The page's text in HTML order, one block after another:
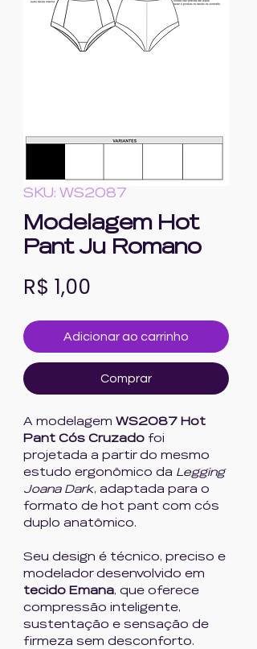
SKU: WS2087
Modelagem Hot
Pant Ju Romano
R$ 1,00
Adicionar ao carrinho
Comprar
A modelagem WS2087 Hot
Pant Cós Cruzado foi
projetada a partir do mesmo
estudo ergonômico da Legging
Joana Dark, adaptada para o
formato de hot pant com cós
duplo anatômico.
Seu design é técnico, preciso e
modelador desenvolvido em
tecido Emana, que oferece
compressão inteligente,
sustentação e sensação de
firmeza sem desconforto.